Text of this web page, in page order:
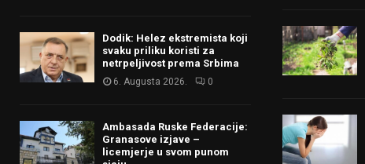
Dodik: Helez ekstremista koji
svaku priliku koristi za
netrpeljivost prema Srbima
6. Augusta 2026. 0
Ambasada Ruske Federacije:
Granasove izjave –
licemjerje u svom punom